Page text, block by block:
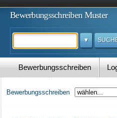
Bewerbungsschreiben Muster
Bewerbungsschreiben
Bewerbungsschreiben